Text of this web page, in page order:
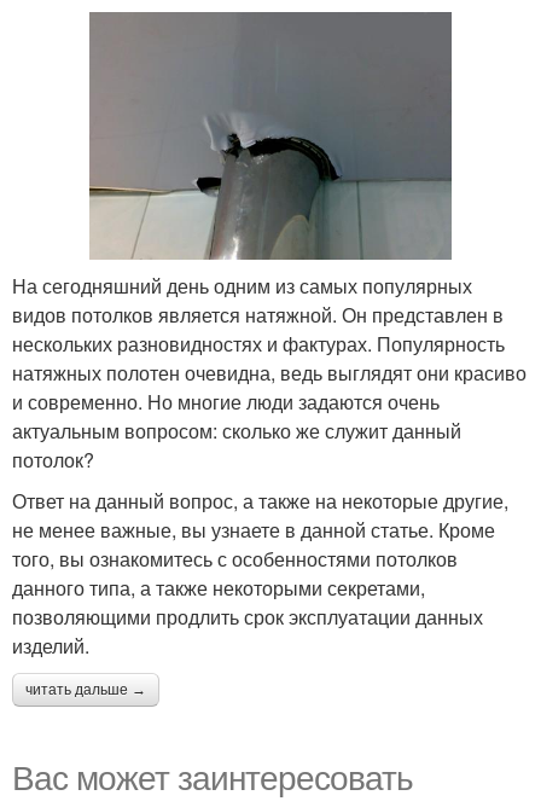
На сегодняшний день одним из самых популярных
видов потолков является натяжной. Он представлен в
нескольких разновидностях и фактурах. Популярность
натяжных полотен очевидна, ведь выглядят они красиво
и современно. Но многие люди задаются очень
актуальным вопросом: сколько же служит данный
потолок?
Ответ на данный вопрос, а также на некоторые другие,
не менее важные, вы узнаете в данной статье. Кроме
того, вы ознакомитесь с особенностями потолков
данного типа, а также некоторыми секретами,
позволяющими продлить срок эксплуатации данных
изделий.
читать дальше →
Вас может заинтересовать